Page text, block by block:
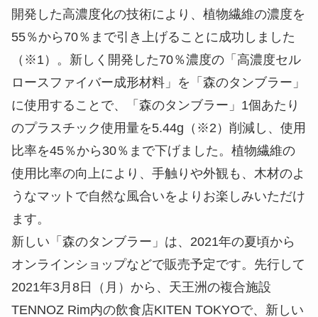
開発した高濃度化の技術により、植物繊維の濃度を
55％から70％まで引き上げることに成功しました
（※1）。新しく開発した70％濃度の「高濃度セル
ロースファイバー成形材料」を「森のタンブラー」
に使用することで、「森のタンブラー」1個あたり
のプラスチック使用量を5.44g（※2）削減し、使用
比率を45％から30％まで下げました。植物繊維の
使用比率の向上により、手触りや外観も、木材のよ
うなマットで自然な風合いをよりお楽しみいただけ
ます。
新しい「森のタンブラー」は、2021年の夏頃から
オンラインショップなどで販売予定です。先行して
2021年3月8日（月）から、天王洲の複合施設
TENNOZ Rim内の飲食店KITEN TOKYOで、新しい